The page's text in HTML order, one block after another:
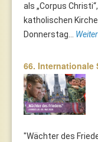
als „Corpus
katholischen
Donnerstag...
66.
"Wächter des